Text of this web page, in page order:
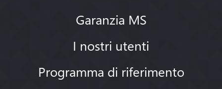
Garanzia MS
I nostri utenti
Programma di riferimento